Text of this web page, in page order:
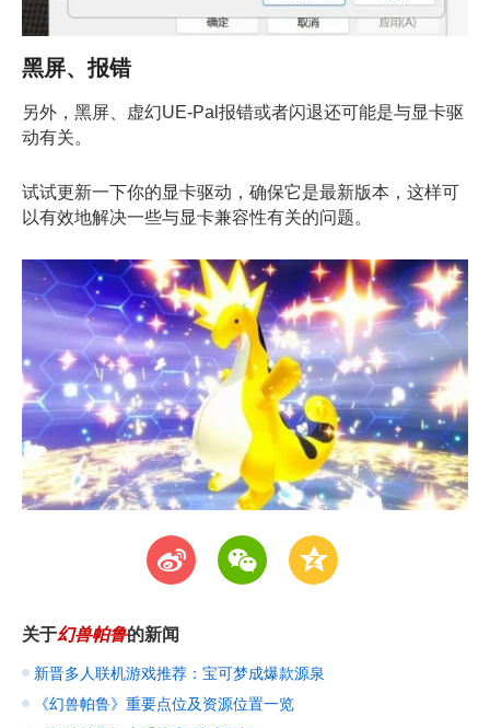
黑屏、报错
另外，黑屏、虚幻UE-Pal报错或者闪退还可能是与显卡驱
动有关。
试试更新一下你的显卡驱动，确保它是最新版本，这样可
以有效地解决一些与显卡兼容性有关的问题。
t w z
关于幻兽帕鲁的新闻
新晋多人联机游戏推荐：宝可梦成爆款源泉
《幻兽帕鲁》重要点位及资源位置一览